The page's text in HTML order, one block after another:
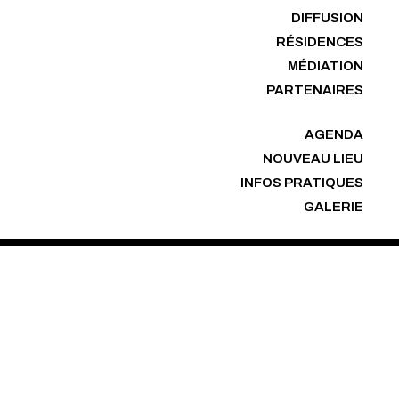
DIFFUSION
RÉSIDENCES
MÉDIATION
PARTENAIRES
AGENDA
NOUVEAU LIEU
INFOS PRATIQUES
GALERIE